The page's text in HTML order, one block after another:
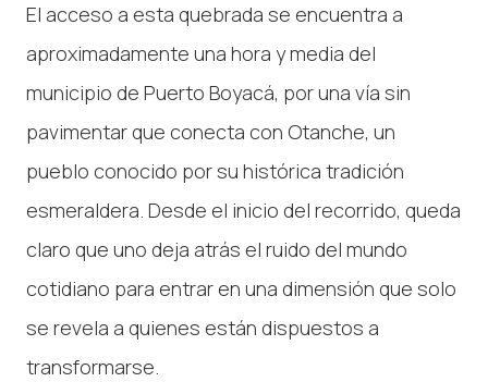
El acceso a esta quebrada se encuentra a
aproximadamente una hora y media del
municipio de Puerto Boyacá, por una vía sin
pavimentar que conecta con Otanche, un
pueblo conocido por su histórica tradición
esmeraldera. Desde el inicio del recorrido, queda
claro que uno deja atrás el ruido del mundo
cotidiano para entrar en una dimensión que solo
se revela a quienes están dispuestos a
transformarse.